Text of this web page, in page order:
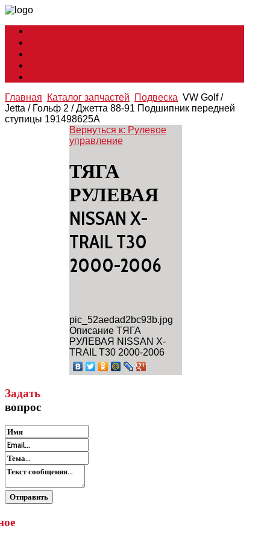
Главная Каталог запчастей Подвеска VW Golf /
Jetta / Гольф 2 / Джетта 88-91 Подшипник передней
ступицы 191498625A
Вернуться к: Рулевое
управление
ТЯГА
РУЛЕВАЯ
NISSAN X-
TRAIL T30
2000-2006
pic_52aedad2bc93b.jpg
ОписаниеТЯГА
РУЛЕВАЯ NISSAN X-
TRAIL T30 2000-2006
Задать
вопрос